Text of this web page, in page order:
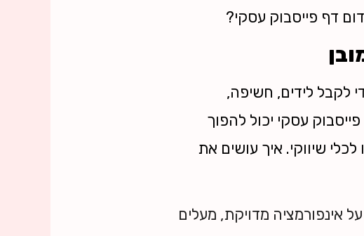
דף פייסבוק עסקי?
לקבל לידים, חשיפה,
עסקי יכול להפוך
שיווקי. איך עושים את
אינפורמציה מדויקת, מעלים